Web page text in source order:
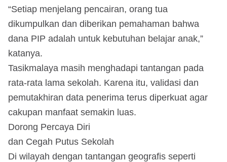
“Setiap menjelang pencairan, orang tua
dikumpulkan dan diberikan pemahaman bahwa
dana PIP adalah untuk kebutuhan belajar anak,”
katanya.
Tasikmalaya masih menghadapi tantangan pada
rata-rata lama sekolah. Karena itu, validasi dan
pemutakhiran data penerima terus diperkuat agar
cakupan manfaat semakin luas.
Dorong Percaya Diri
dan Cegah Putus Sekolah
Di wilayah dengan tantangan geografis seperti